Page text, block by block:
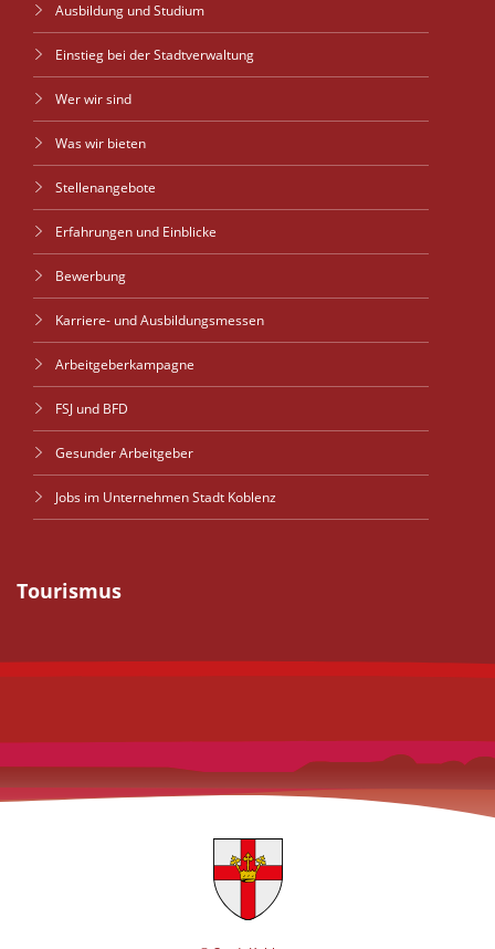
Ausbildung und Studium
Einstieg bei der Stadtverwaltung
Wer wir sind
Was wir bieten
Stellenangebote
Erfahrungen und Einblicke
Bewerbung
Karriere- und Ausbildungsmessen
Arbeitgeberkampagne
FSJ und BFD
Gesunder Arbeitgeber
Jobs im Unternehmen Stadt Koblenz
Tourismus